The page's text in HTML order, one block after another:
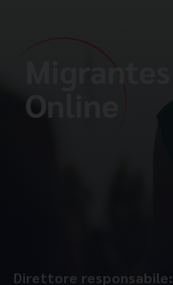
Direttore responsabile: